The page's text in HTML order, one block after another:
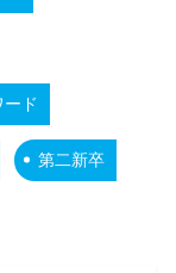
ド
第二新卒